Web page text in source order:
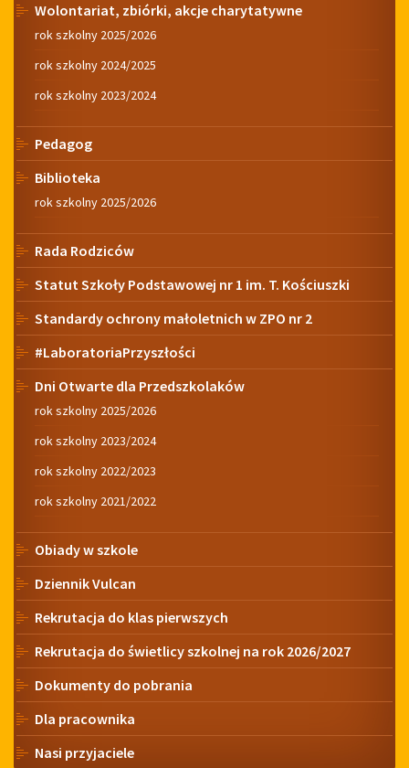
Wolontariat, zbiórki, akcje charytatywne
rok szkolny 2025/2026
rok szkolny 2024/2025
rok szkolny 2023/2024
Pedagog
Biblioteka
rok szkolny 2025/2026
Rada Rodziców
Statut Szkoły Podstawowej nr 1 im. T. Kościuszki
Standardy ochrony małoletnich w ZPO nr 2
#LaboratoriaPrzyszłości
Dni Otwarte dla Przedszkolaków
rok szkolny 2025/2026
rok szkolny 2023/2024
rok szkolny 2022/2023
rok szkolny 2021/2022
Obiady w szkole
Dziennik Vulcan
Rekrutacja do klas pierwszych
Rekrutacja do świetlicy szkolnej na rok 2026/2027
Dokumenty do pobrania
Dla pracownika
Nasi przyjaciele